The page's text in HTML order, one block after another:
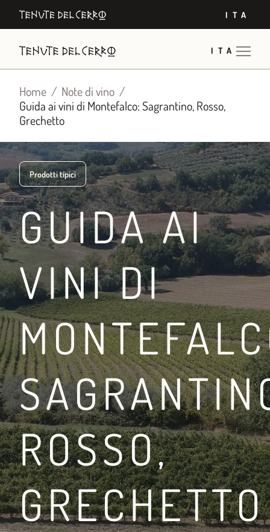
ITA
ITA
COSA FARE A
IN VIGNA
LEGGI DI PIÙ
Home
Note di vino
Guida ai vini di Montefalco: Sagrantino, Rosso,
Grechetto
Prodotti tipici
GUIDA AI
VINI DI
ROSSO,
GRECHETTO